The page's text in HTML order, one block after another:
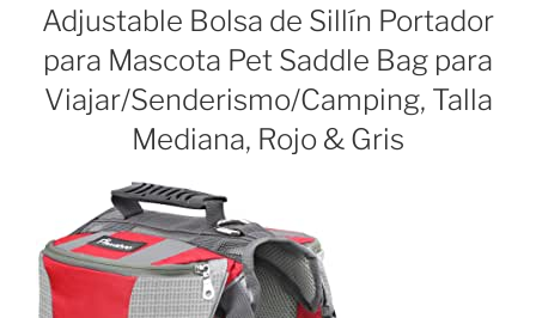
Adjustable Bolsa de Sillín Portador
para Mascota Pet Saddle Bag para
Viajar/Senderismo/Camping, Talla
Mediana, Rojo & Gris